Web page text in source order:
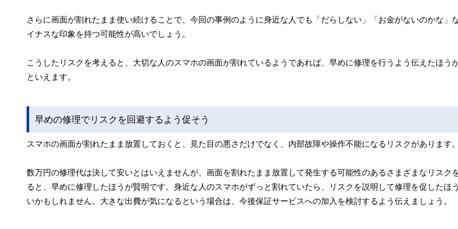
さらに画面が割れたまま使い続けることで、今回の事例のように身近な人でも「だらしない」「お金がないのかな」
イナスな印象を持つ可能性が高いでしょう。
こうしたリスクを考えると、大切な人のスマホの画面が割れているようであれば、早めに修理を行うよう伝えたほう
といえます。
早めの修理でリスクを回避するよう促そう
スマホの画面が割れたまま放置しておくと、見た目の悪さだけでなく、内部故障や操作不能になるリスクがあります。
数万円の修理代は決して安いとはいえませんが、画面を割れたまま放置して発生する可能性のあるさまざまなリスク
ると、早めに修理したほうが賢明です。身近な人のスマホがずっと割れていたら、リスクを説明して修理を促したほ
いかもしれません。大きな出費が気になるという場合は、今後保証サービスへの加入を検討するよう伝えましょう。